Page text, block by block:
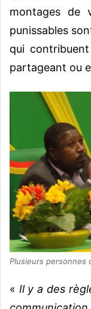
montages de
punissables
qui
partageant ou
Plusieurs personnes
« Il y a des